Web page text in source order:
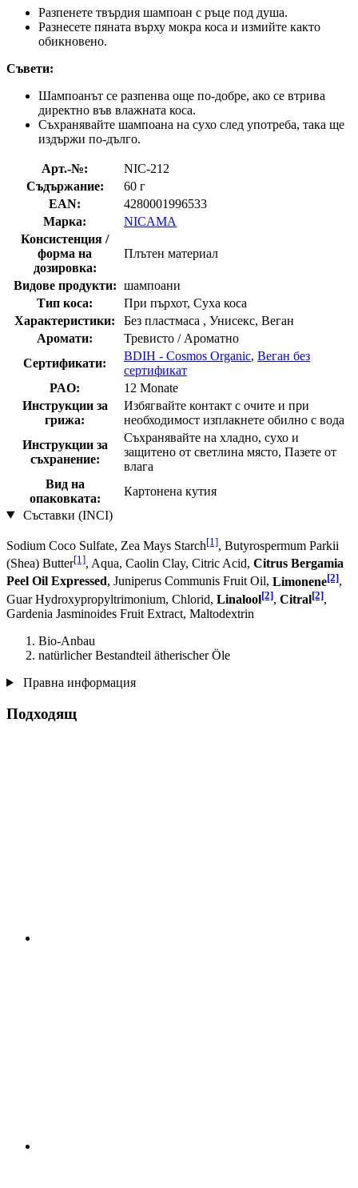
Разпенете твърдия шампоан с ръце под душа.
Разнесете пяната върху мокра коса и измийте както
обикновено.
Съвети:
Шампоанът се разпенва още по-добре, ако се втрива
директно във влажната коса.
Съхранявайте шампоана на сухо след употреба, така ще
издържи по-дълго.
Арт.-№:
NIC-212
Съдържание:
60 г
EAN:
4280001996533
Марка:
NICAMA
Консистенция /
форма на
дозировка:
Плътен материал
Видове продукти: шампоани
Тип коса:
При пърхот, Суха коса
Характеристики:
Без пластмаса , Унисекс, Веган
Аромати:
Тревисто / Ароматно
Сертификати:
BDIH - Cosmos Organic, Веган без
сертификат
PAO:
12 Monate
Инструкции за
грижа:
Избягвайте контакт с очите и при
необходимост изплакнете обилно с вода
Инструкции за
съхранение:
Съхранявайте на хладно, сухо и
защитено от светлина място, Пазете от
влага
Вид на
опаковката:
Картонена кутия
Съставки (INCI)
Sodium Coco­ Sulfate, Zea Mays Starch[1], Butyrospermum Parkii
(Shea) Butter[1], Aqua, Caolin Clay, Citric Acid, Citrus Bergamia
Peel Oil Expressed, Juniperus Communis Fruit Oil, Limonene[2],
Guar Hydroxypropyltrimonium, Chlorid, Linalool[2], Citral[2],
Gardenia Jasminoides Fruit Extract, Maltodextrin
Bio-Anbau
natürlicher Bestandteil ätherischer Öle
Правна информация
Подходящ